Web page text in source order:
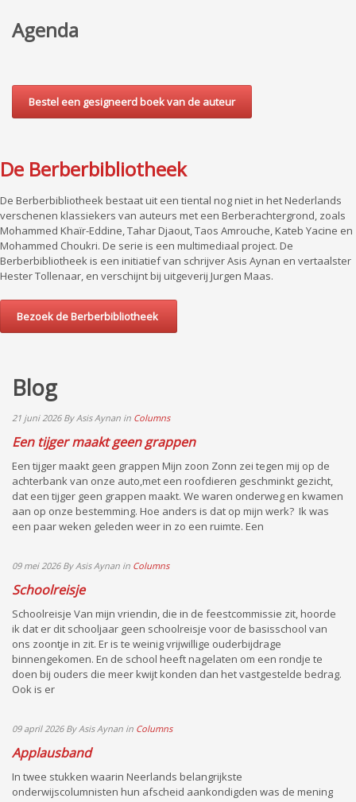
Agenda
Bestel een gesigneerd boek van de auteur
De Berberbibliotheek
De Berberbibliotheek bestaat uit een tiental nog niet in het Nederlands
verschenen klassiekers van auteurs met een Berberachtergrond, zoals
Mohammed Khaïr-Eddine, Tahar Djaout, Taos Amrouche, Kateb Yacine en
Mohammed Choukri. De serie is een multimediaal project. De
Berberbibliotheek is een initiatief van schrijver Asis Aynan en vertaalster
Hester Tollenaar, en verschijnt bij uitgeverij Jurgen Maas.
Bezoek de Berberbibliotheek
Blog
21 juni 2026 By Asis Aynan in Columns
Een tijger maakt geen grappen
Een tijger maakt geen grappen Mijn zoon Zonn zei tegen mij op de
achterbank van onze auto,met een roofdieren geschminkt gezicht,
dat een tijger geen grappen maakt. We waren onderweg en kwamen
aan op onze bestemming. Hoe anders is dat op mijn werk? Ik was
een paar weken geleden weer in zo een ruimte. Een
09 mei 2026 By Asis Aynan in Columns
Schoolreisje
Schoolreisje Van mijn vriendin, die in de feestcommissie zit, hoorde
ik dat er dit schooljaar geen schoolreisje voor de basisschool van
ons zoontje in zit. Er is te weinig vrijwillige ouderbijdrage
binnengekomen. En de school heeft nagelaten om een rondje te
doen bij ouders die meer kwijt konden dan het vastgestelde bedrag.
Ook is er
09 april 2026 By Asis Aynan in Columns
Applausband
In twee stukken waarin Neerlands belangrijkste
onderwijscolumnisten hun afscheid aankondigden was de mening